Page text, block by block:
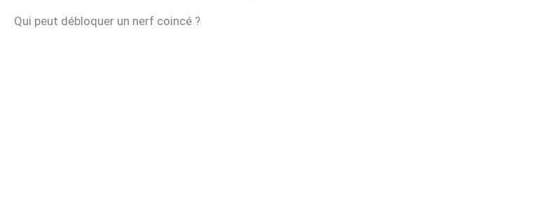
Qui peut débloquer un nerf coincé ?